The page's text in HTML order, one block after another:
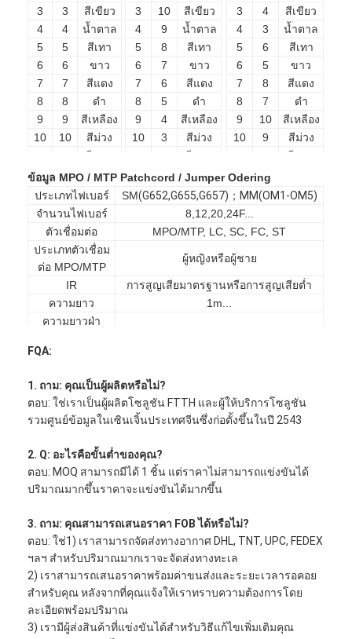
อะแดปเตอร์ใยแก้วนำแสง
ช่องเสียบสายไฟเบอร์ออปติก
ลดทอนใยแก้วนำแสง
กล่องเลิกจ้างไฟเบอร์ออปติก
แผงแพทช์ไฟเบอร์ออปติก
โมดูลรับส่งสัญญาณแสง
ไฟเบอร์ออปติก Media Converter
สวิตช์ไฟเบอร์อีเธอร์เน็ต
ชุดเครื่องมือไฟเบอร์ออปติก
PM และส่วนประกอบกำลังสูง
3
3 สีเขียว 3 10 สีเขียว 3 4
สีเขียว
4
4 น้ำตาล 4 9 น้ำตาล 4 3
น้ำตาล
5
5 สีเทา 5 8 สีเทา 5 6
สีเทา
6
6 ขาว 6 7 ขาว 6 5
ขาว
7
7 สีแดง 7 6 สีแดง 7 8
สีแดง
8
8 ดำ 8 5 ดำ 8 7
ดำ
9
9 สีเหลือง 9 4 สีเหลือง 9 10
สีเหลือง
10
10 สีม่วง 10 3 สีม่วง 10 9
สีม่วง
สีชมพู สีชมพู
สีชมพู
12
12 อควา 12 1 อควา 12 11
ข้อมูล MPO / MTP Patchcord / Jumper Odering
ประเภทไฟเบอร์
SM(G652,G655,G657)； MM(OM1-OM5)
จำนวนไฟเบอร์
8,12,20,24F...
ตัวเชื่อมต่อ
MPO/MTP, LC, SC, FC, ST
ประเภทตัวเชื่อม
ต่อ MPO/MTP
ผู้หญิงหรือผู้ชาย
IR
การสูญเสียมาตรฐานหรือการสูญเสียต่ำ
ความยาว
1m...
ความยาวฝ่า
FQA:
1. ถาม: คุณเป็นผู้ผลิตหรือไม่?
ตอบ: ใช่เราเป็นผู้ผลิตโซลูชัน FTTH และผู้ให้บริการโซลูชัน
รวมศูนย์ข้อมูลในเซินเจิ้นประเทศจีนซึ่งก่อตั้งขึ้นในปี 2543
2. Q: อะไรคือขั้นต่ำของคุณ?
ตอบ: MOQ สามารถมีได้ 1 ชิ้น แต่ราคาไม่สามารถแข่งขันได้
ปริมาณมากขึ้นราคาจะแข่งขันได้มากขึ้น
3. ถาม: คุณสามารถเสนอราคา FOB ได้หรือไม่?
ตอบ: ใช่1) เราสามารถจัดส่งทางอากาศ DHL, TNT, UPC, FEDEX
ฯลฯ สำหรับปริมาณมากเราจะจัดส่งทางทะเล
2) เราสามารถเสนอราคาพร้อมค่าขนส่งและระยะเวลารอคอย
สำหรับคุณ หลังจากที่คุณแจ้งให้เราทราบความต้องการโดย
ละเอียดพร้อมปริมาณ
3) เรามีผู้ส่งสินค้าที่แข่งขันได้สำหรับวิธีแก้ไขเพิ่มเติมคุณ